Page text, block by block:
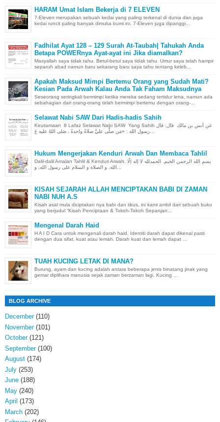
HARAM Umat Islam Bekerja di 7 ELEVEN
7-Eleven merupakan sebuah kedai yang paling terkenal di dunia dan juga
kedai runcit paling banyak dimuka bumi ini. 7-Eleven juga dipanggi...
Fadhilat Ayat 128 – 129 Surah At-Taubah| Tahukah Anda
Betapa POWERnya Ayat-ayat ini Jika diamalkan?
Masyallah saya tidak tahu. Betul-betul saya tidak tahu. Umur saya telah hampir
separuh abad namun baru sekarang baru saya tahu tentang keleb...
Apakah Maksud Mimpi Bertemu Orang yang Sudah Mati?
Kesian Pada Arwah Kalau Anda Tak Faham Maksudnya
Seseorang seringkali bermimpi ketika mereka sedang tertidur lena, namun ada
sebahagian dari orang-orang telah bermimpi bertemu dengan orang-...
Selawat Nabi SAW Dari Hadis-hadis Sahih
Keutamaan 8 Lafaz Selawat Nabi SAW Yang Sahih عن أنس بن مالك قال: قال
Hukum Mengerjakan Kenduri Arwah Dan Membaca Tahlil
Dalil-dalil Amalan Tahlil & Kenduri Arwah. بسم الله الرحمن الحيم. الحمدلله لا إله إلّا
KISAH SEJARAH ALLAH MENCIPTAKAN BABI DI ZAMAN
NABI NUH A.S
Kisah asal mula diciptakan nya babi dan tikus, ini kami ambil dari sebuah buku
yang berjudul “Kisah Penciptaan & Tokoh-Tokoh Sepanjan...
Mengenal Darah Haid
H A I D Cara untuk mengenali darah haid. Identiti darah dapat dikenal pasti
dengan dua sifat, kuat atau lemah. Darah kuat dan lemah dapat ...
TUAH KUCING LETAK DI MANA?
Burung, ayam dan kucing adalah antara beberapa jenis binatang jinak yang
gemar diplihara manusia sejak zaman berzaman lagi. Kucing ...
BLOG ARCHIVE
December(110)
November(101)
October(121)
September(100)
August (174)
July (253)
June (188)
May (240)
April (173)
March (202)